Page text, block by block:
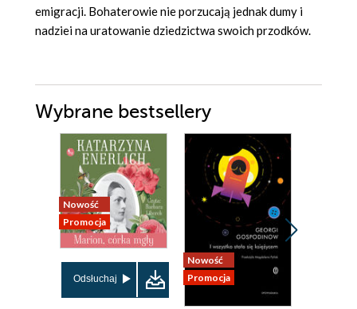
emigracji. Bohaterowie nie porzucają jednak dumy i
nadziei na uratowanie dziedzictwa swoich przodków.
Wybrane bestsellery
Nowość
Promocja
Odsłuchaj
Nowość
Promocja